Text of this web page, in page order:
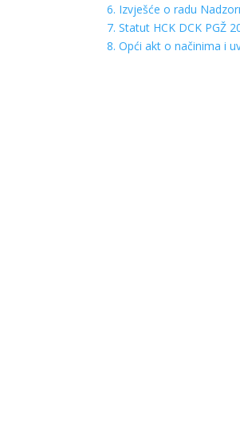
6. Izvješće o radu
7. Statut HCK DCK PGŽ
8. Opći akt o načinima i